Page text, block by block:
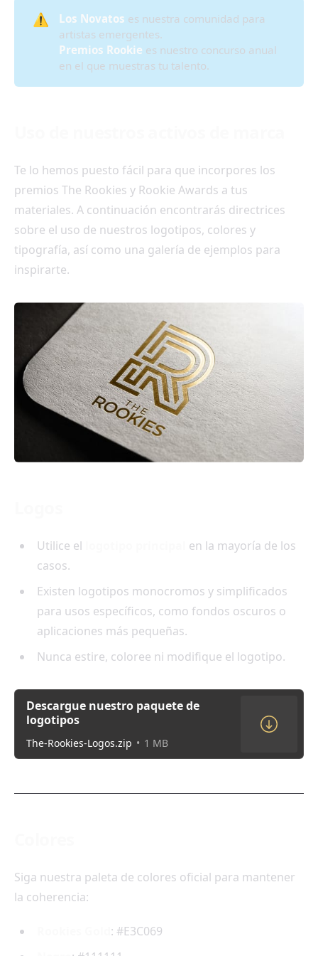
⚠️ Los Novatos es nuestra comunidad para
artistas emergentes.
Premios Rookie es nuestro concurso anual
en el que muestras tu talento.
Te lo hemos puesto fácil para que incorpores los
premios The Rookies y Rookie Awards a tus
materiales. A continuación encontrarás directrices
sobre el uso de nuestros logotipos, colores y
tipografía, así como una galería de ejemplos para
inspirarte.
Utilice el
en la mayoría de los
casos.
Existen logotipos monocromos y simplificados
para usos específicos, como fondos oscuros o
aplicaciones más pequeñas.
Nunca estire, coloree ni modifique el logotipo.
Descargue nuestro paquete de
logotipos
The-Rookies-Logos.zip 1 MB
Siga nuestra paleta de colores oficial para mantener
la coherencia:
: #E3C069